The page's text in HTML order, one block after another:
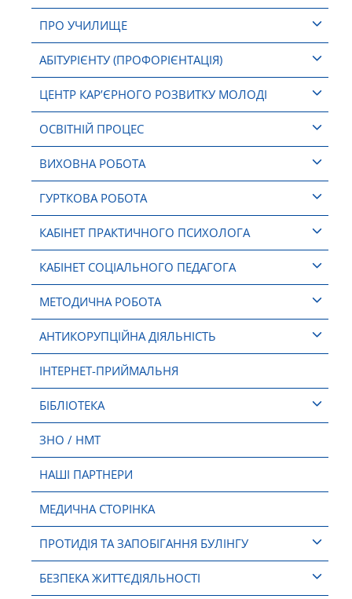
ПРО УЧИЛИЩЕ
АБІТУРІЄНТУ (ПРОФОРІЄНТАЦІЯ)
ЦЕНТР КАР’ЄРНОГО РОЗВИТКУ МОЛОДІ
ОСВІТНІЙ ПРОЦЕС
ВИХОВНА РОБОТА
ГУРТКОВА РОБОТА
КАБІНЕТ ПРАКТИЧНОГО ПСИХОЛОГА
КАБІНЕТ СОЦІАЛЬНОГО ПЕДАГОГА
МЕТОДИЧНА РОБОТА
АНТИКОРУПЦІЙНА ДІЯЛЬНІСТЬ
ІНТЕРНЕТ-ПРИЙМАЛЬНЯ
БІБЛІОТЕКА
ЗНО / НМТ
НАШІ ПАРТНЕРИ
МЕДИЧНА СТОРІНКА
ПРОТИДІЯ ТА ЗАПОБІГАННЯ БУЛІНГУ
БЕЗПЕКА ЖИТТЄДІЯЛЬНОСТІ